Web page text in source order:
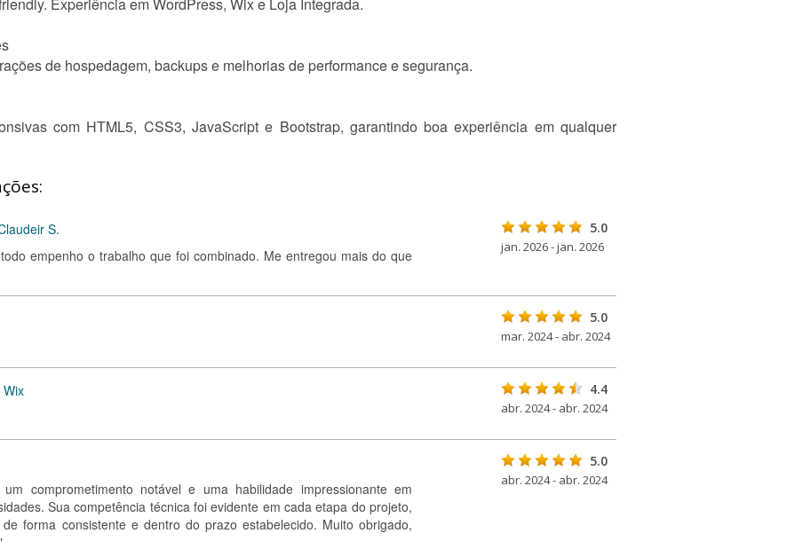
de hospedagem, backups e melhorias de performance e segurança.
com HTML5, CSS3, JavaScript e Bootstrap, garantindo boa experiência em qualquer
S.
empenho o trabalho que foi combinado. Me entregou mais do que
5.0
jan. 2026 - jan. 2026
5.0
mar. 2024 - abr. 2024
4.4
abr. 2024 - abr. 2024
comprometimento notável e uma habilidade impressionante em
Sua competência técnica foi evidente em cada etapa do projeto,
forma consistente e dentro do prazo estabelecido. Muito obrigado,
5.0
abr. 2024 - abr. 2024